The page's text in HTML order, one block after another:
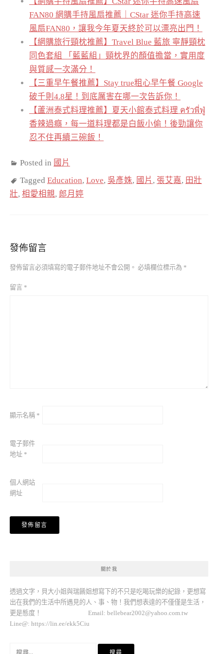
FAN80 網購手持風扇推薦｜CStar 迷你手持高速
風扇FAN80，讓我今年夏天終於可以漂亮出門！
【網購旅行頸枕推薦】Travel Blue 藍旅 寧靜頸枕
同色套組 「藍藍組」頸枕界的顏值擔當，實用度
與質感一次滿分！
【三重早午餐推薦】Stay true粗心早午餐 Google
破千則4.8星！到底厲害在哪一次告訴你！
【蘆洲泰式料理推薦】夏天小館泰式料理 ครัวพี่ฟู่
香辣過癮，每一道料理都是白飯小偷！後勁讓你
忍不住再續三碗飯！
Posted in 國片
Tagged Education, Love, 吳彥姝, 國片 , 張艾嘉, 田壯
壯, 相愛相親, 郎月婷
發佈留言
發佈留言必須填寫的電子郵件地址不會公開。 必填欄位標示為 *
留言 *
顯示名稱 *
電子郵件
地址 *
個人網站
網址
關於我
透過文字，貝大小姐與瑞餚姐想寫下的不只是吃喝玩樂的紀錄，更想寫
出在我們的生活中所遇見的人、事、物！我們想表達的不僅僅是生活，
更是態度！ Email: bellebear2002@yahoo.com.tw
Line@: https://lin.ee/ekk5Ciu